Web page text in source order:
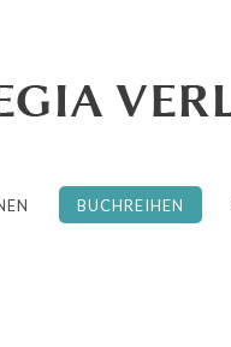
BUCHREIHEN